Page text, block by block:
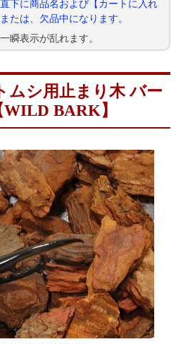
下に商品名および【カートに入れ
たは、欠品中になります。
瞬表示が乱れます。
ムシ用止まり木 バー
BARK】